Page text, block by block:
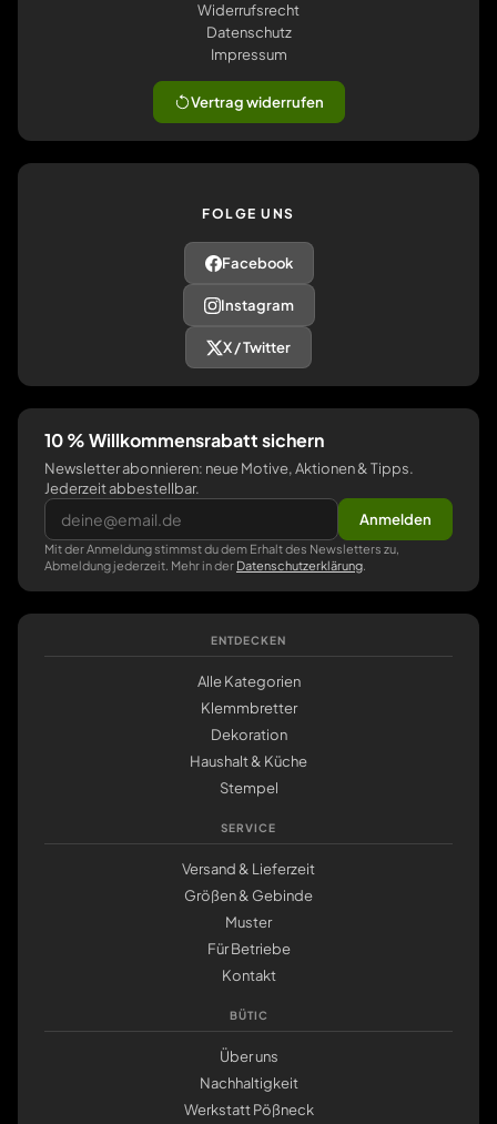
Widerrufsrecht
Datenschutz
Impressum
Vertrag widerrufen
FOLGE UNS
Facebook
Instagram
X / Twitter
10 % Willkommensrabatt sichern
Newsletter abonnieren: neue Motive, Aktionen & Tipps.
Jederzeit abbestellbar.
Anmelden
Mit der Anmeldung stimmst du dem Erhalt des Newsletters zu,
Abmeldung jederzeit. Mehr in der Datenschutzerklärung
ENTDECKEN
Alle Kategorien
Klemmbretter
Dekoration
Haushalt & Küche
Stempel
SERVICE
Versand & Lieferzeit
Größen & Gebinde
Muster
Für Betriebe
Kontakt
BÜTIC
Über uns
Nachhaltigkeit
Werkstatt Pößneck